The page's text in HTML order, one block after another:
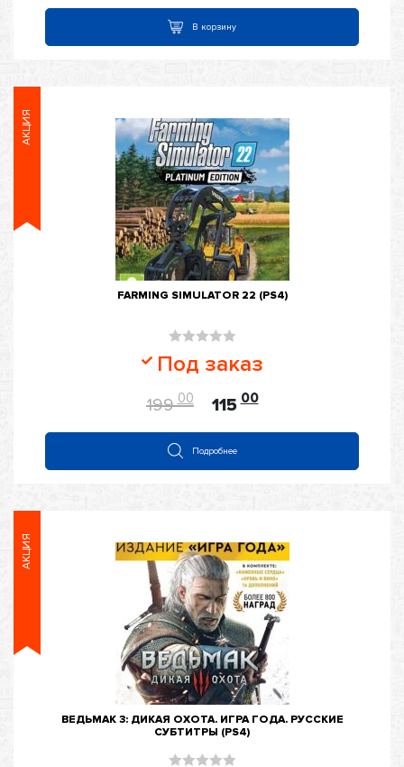
В корзину
АКЦИЯ
FARMING SIMULATOR 22 (PS4)
Оценка
0
из
5
Под заказ
199 00 115 00
Подробнее
АКЦИЯ
ВЕДЬМАК 3: ДИКАЯ ОХОТА. ИГРА ГОДА. РУССКИЕ
СУБТИТРЫ (PS4)